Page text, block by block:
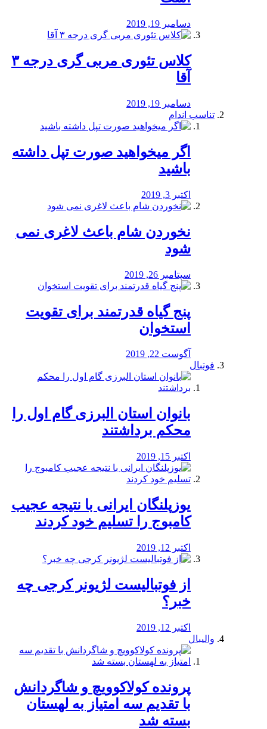
دسامبر 19, 2019
کلاس تئوری مربی گری درجه ۳
آقا
دسامبر 19, 2019
تناسب اندام
اگر میخواهید صورت تپل داشته
باشید
اکتبر 3, 2019
نخوردن شام باعث لاغری نمی
‌شود
سپتامبر 26, 2019
پنج گیاه قدرتمند برای تقویت
استخوان
آگوست 22, 2019
فوتبال
بانوان استان البرزی گام اول را
محكم برداشتند
اکتبر 15, 2019
یوزپلنگان ایرانی با نتیجه عجیب
کامبوج را تسلیم خود کردند
اکتبر 12, 2019
از فوتبالیست لژیونر کرجی چه
خبر؟
اکتبر 12, 2019
والیبال
پرونده کولاکوویچ و شاگردانش
با تقدیم سه امتیاز به لهستان
بسته شد